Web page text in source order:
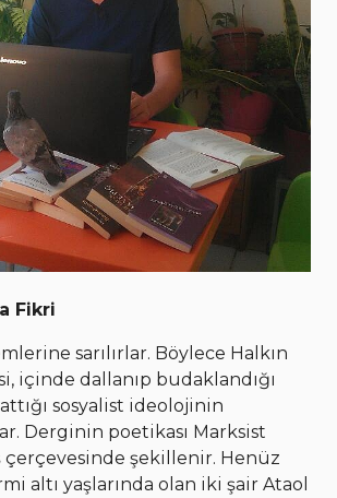
Fikri
sarılırlar. Böylece Halkın
içinde dallanıp budaklandığı
sosyalist ideolojinin
Derginin poetikası Marksist
çerçevesinde şekillenir. Henüz
altı yaşlarında olan iki şair Ataol